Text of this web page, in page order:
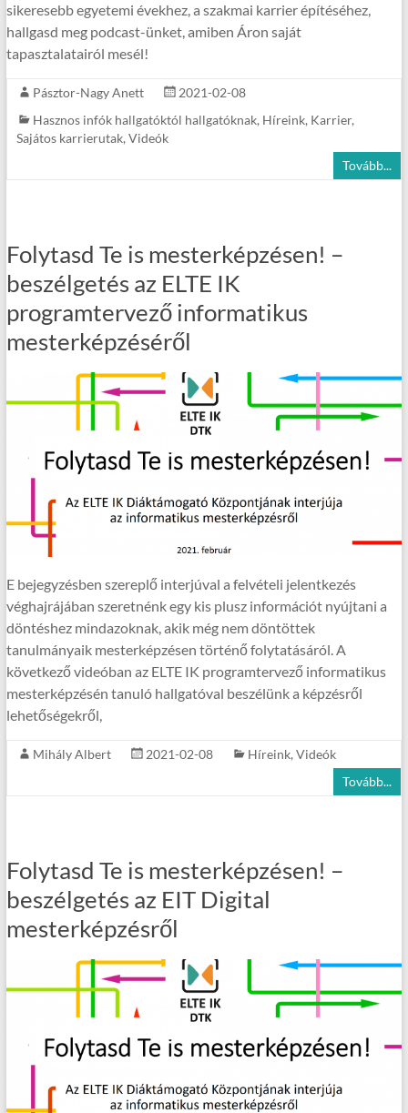
sikeresebb egyetemi évekhez, a szakmai karrier építéséhez,
hallgasd meg podcast-ünket, amiben Áron saját
tapasztalatairól mesél!
Pásztor-Nagy Anett
2021-02-08
Hasznos infók hallgatóktól hallgatóknak, Híreink, Karrier,
Sajátos karrierutak, Videók
Tovább...
Folytasd Te is mesterképzésen! –
beszélgetés az ELTE IK
programtervező informatikus
mesterképzéséről
E bejegyzésben szereplő interjúval a felvételi jelentkezés
véghajrájában szeretnénk egy kis plusz információt nyújtani a
döntéshez mindazoknak, akik még nem döntöttek
tanulmányaik mesterképzésen történő folytatásáról. A
következő videóban az ELTE IK programtervező informatikus
mesterképzésén tanuló hallgatóval beszélünk a képzésről
lehetőségekről,
Mihály Albert 2021-02-08 Híreink,Videók
Tovább...
Folytasd Te is mesterképzésen! –
beszélgetés az EIT Digital
mesterképzésről